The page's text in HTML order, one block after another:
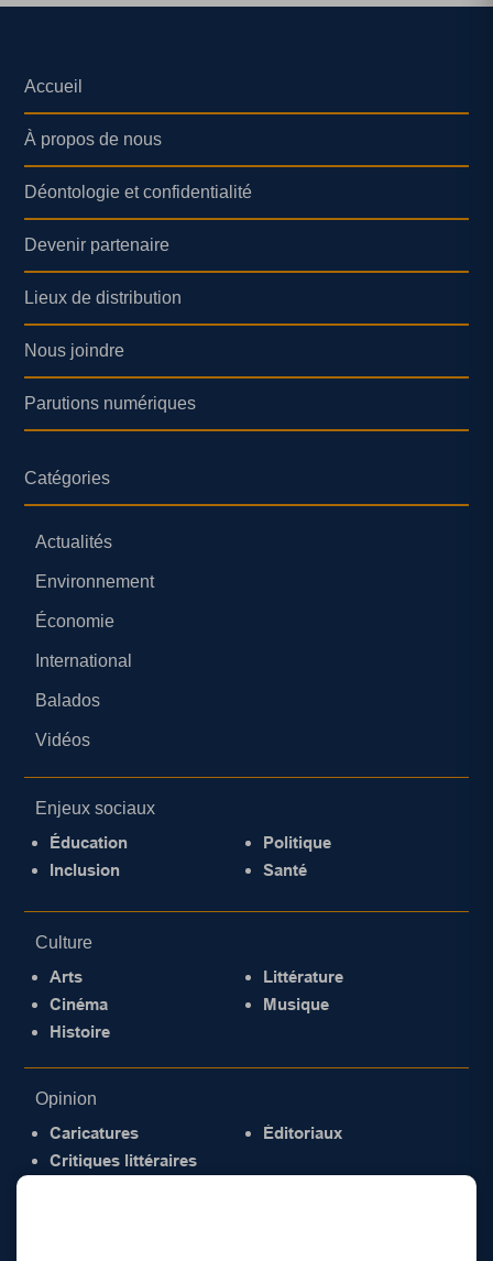
Accueil
À propos de nous
Déontologie et confidentialité
Devenir partenaire
Lieux de distribution
Nous joindre
Parutions numériques
Catégories
Actualités
Environnement
Économie
International
Balados
Vidéos
Enjeux sociaux
Éducation
Inclusion
Politique
Santé
Culture
Arts
Cinéma
Histoire
Littérature
Musique
Opinion
Caricatures
Critiques littéraires
Éditoriaux